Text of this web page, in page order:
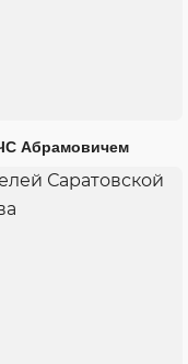
Абрамовичем